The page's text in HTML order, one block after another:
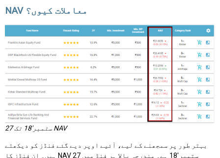
NAV معاملات کیوں؟
27 ستمبر'18 تک NAV
بہتر طور پر سمجھنے کے لیے، آئیے اوپر دیے گئے فنڈز کو دیکھتے
ہیں۔ ان فنڈز کا NAV 27 ستمبر'18 ہے۔ مندرجہ بالا ہر فنڈ میں